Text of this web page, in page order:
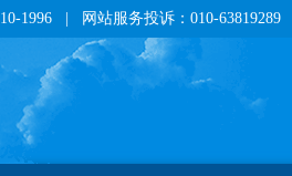
1996 | 网站服务投诉：010-63819289